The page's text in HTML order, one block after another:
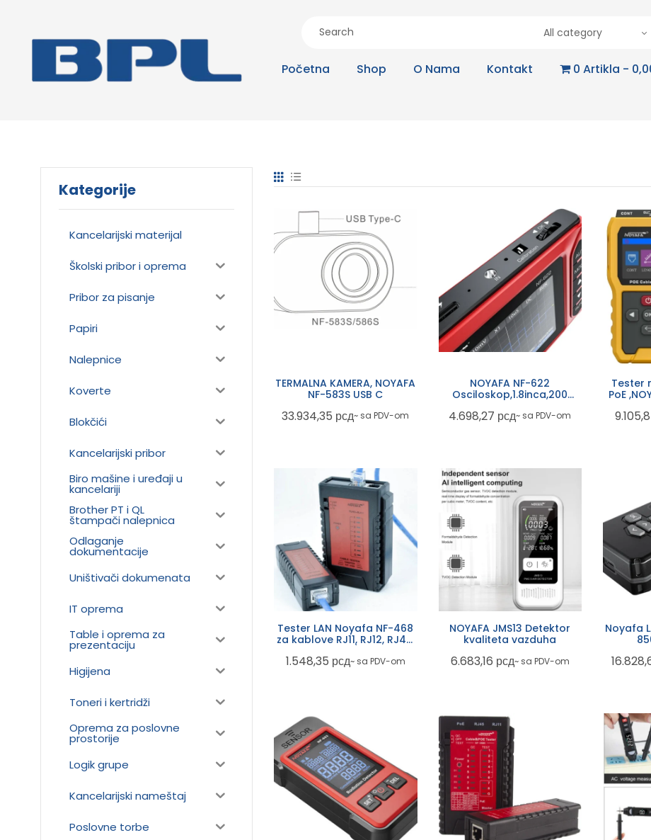
All category
Početna Shop O Nama Kontakt 0 Artikla
TERMALNA KAMERA, NOYAFA
NF-583S USB C
33.934,35 рсд~ sa PDV-om
NOYAFA NF-622
Osciloskop,1.8inca,200
4.698,27 рсд~ sa PDV-om
Tester
PoE
Tester LAN Noyafa NF-468
za kablove RJ11, RJ12, RJ45,
at / t 258 a
1.548,35 рсд~ sa PDV-om
NOYAFA JMS13 Detektor
kvaliteta vazduha
6.683,16 рсд~ sa PDV-om
Noyafa
Kategorije
Kancelarijski materijal
Školski pribor i oprema
Pribor za pisanje
Papiri
Nalepnice
Koverte
Blokčići
Kancelarijski pribor
Biro mašine i uređaji u
kancelariji
Brother PT i QL
štampači nalepnica
Odlaganje
dokumentacije
Uništivači dokumenata
IT oprema
Table i oprema za
prezentaciju
Higijena
Toneri i kertridži
Oprema za poslovne
prostorije
Logik grupe
Kancelarijski nameštaj
Poslovne torbe